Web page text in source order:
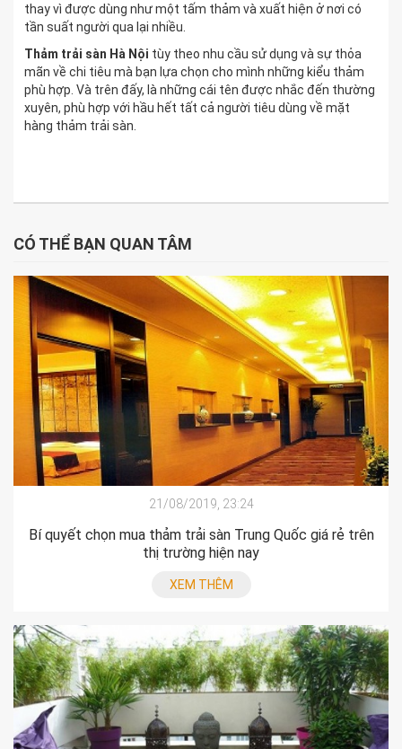
thay vì được dùng như một tấm thảm và xuất hiện ở nơi có
tần suất người qua lại nhiều.
Thảm trải sàn Hà Nội tùy theo nhu cầu sử dụng và sự thỏa
mãn về chi tiêu mà bạn lựa chọn cho mình những kiểu thảm
phù hợp. Và trên đấy, là những cái tên được nhắc đến thường
xuyên, phù hợp với hầu hết tất cả người tiêu dùng về mặt
hàng thảm trải sàn.
CÓ THỂ BẠN QUAN TÂM
21/08/2019, 23:24
Bí quyết chọn mua thảm trải sàn Trung Quốc giá rẻ trên
thị trường hiện nay
XEM THÊM